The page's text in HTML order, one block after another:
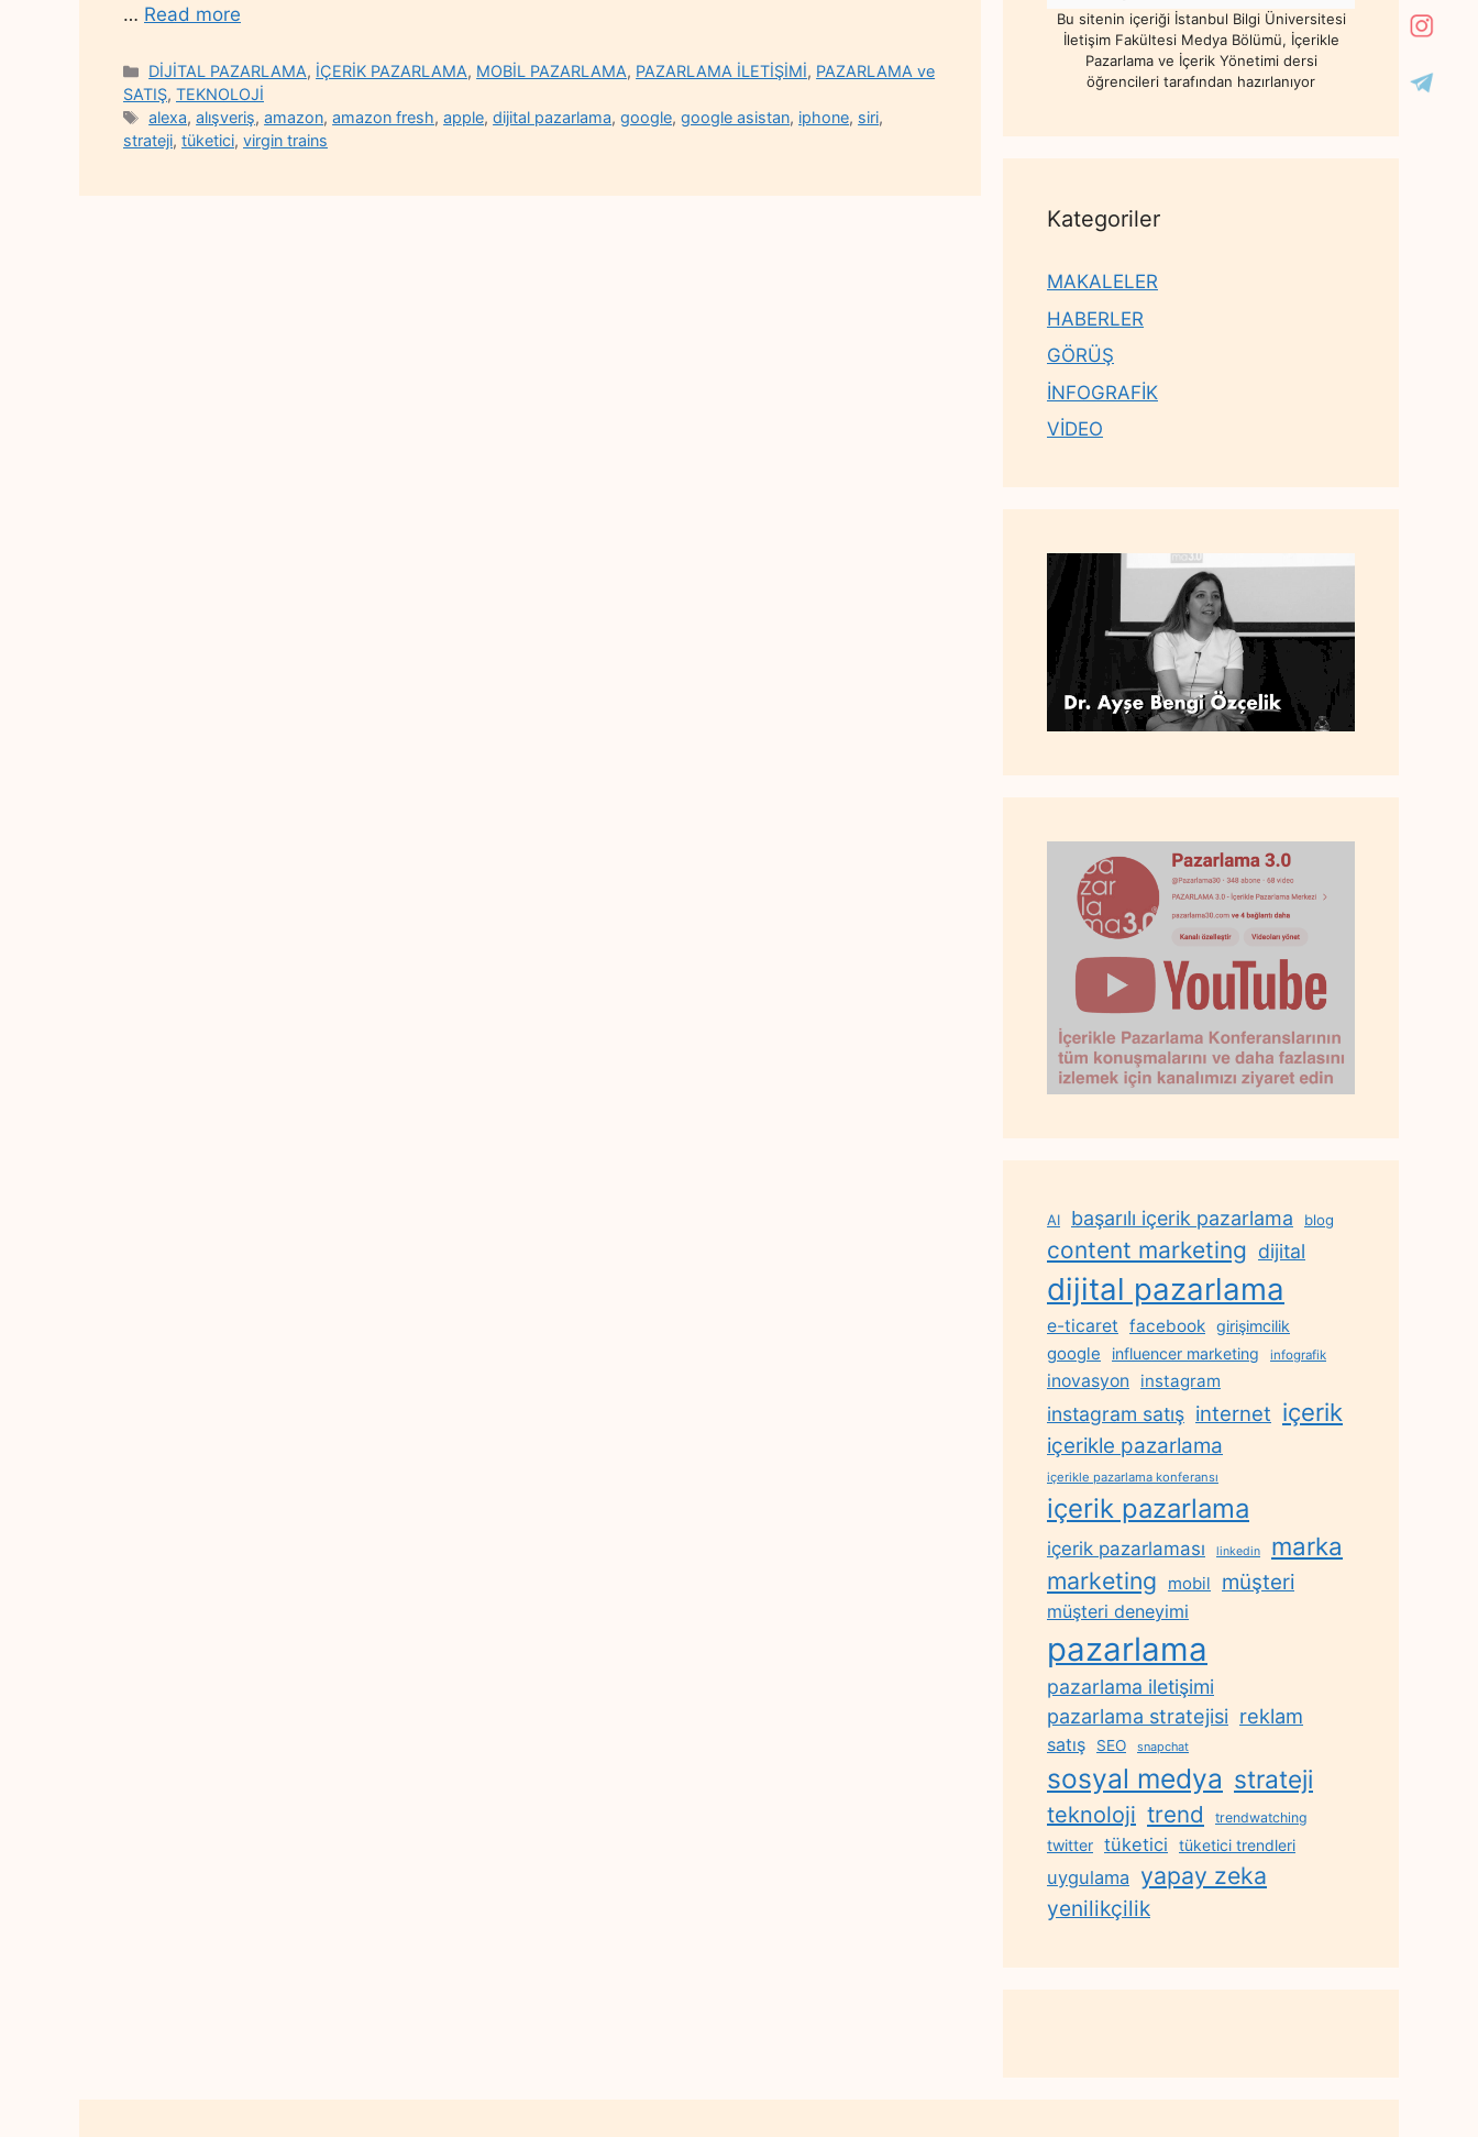
… Read more
Categories
DİJİTAL PAZARLAMA, İÇERİK PAZARLAMA, MOBİL PAZARLAMA, PAZARLAMA İLETİŞİMİ, PAZARLAMA ve
SATIŞ, TEKNOLOJİ
Tags
alexa,alışveriş,amazon,amazon fresh,apple,dijital pazarlama,google,google asistan, iphone, siri,
strateji, tüketici, virgin trains
Bu sitenin içeriği İstanbul Bilgi Üniversitesi
İletişim Fakültesi Medya Bölümü, İçerikle
Pazarlama ve İçerik Yönetimi dersi
öğrencileri tarafından hazırlanıyor
Kategoriler
MAKALELER
HABERLER
GÖRÜŞ
İNFOGRAFİK
VİDEO
AI başarılı içerik pazarlama blog
content marketing dijital
dijital pazarlama
e-ticaret facebook girişimcilik
google influencer marketing infografik
inovasyon instagram
instagram satış internet içerik
içerikle pazarlama
içerikle pazarlama konferansı
içerik pazarlama
içerik pazarlaması linkedin marka
marketing mobil müşteri
müşteri deneyimi
pazarlama
pazarlama iletişimi
pazarlama stratejisi reklam
satış SEO snapchat
sosyal medya strateji
teknoloji trend trendwatching
twitter tüketici tüketici trendleri
uygulama yapay zeka
yenilikçilik